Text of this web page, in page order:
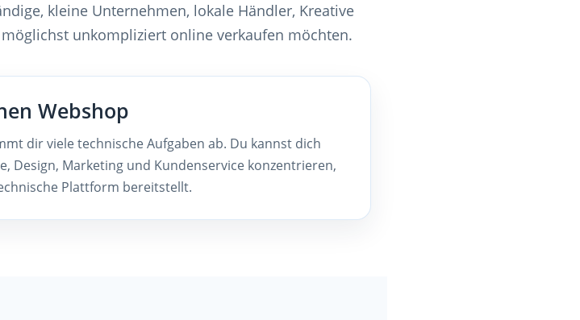
kleine Unternehmen, lokale Händler, Kreative
unkompliziert online verkaufen möchten.
Webshop
dir viele technische Aufgaben ab. Du kannst dich
Design, Marketing und Kundenservice konzentrieren,
Plattform bereitstellt.